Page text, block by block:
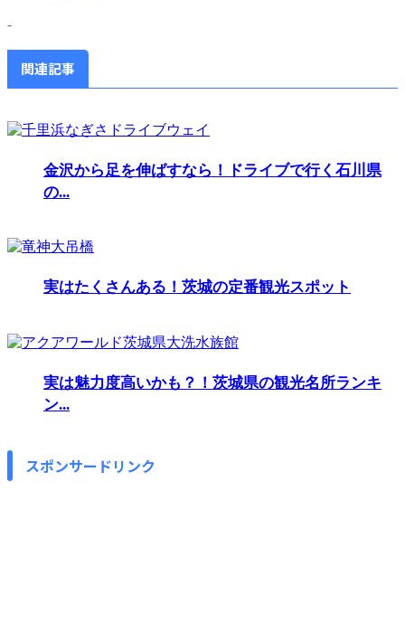
-
関連記事
金沢から足を伸ばすなら！ドライブで行く石川県
の...
実はたくさんある！茨城の定番観光スポット
実は魅力度高いかも？！茨城県の観光名所ランキ
ン...
スポンサードリンク